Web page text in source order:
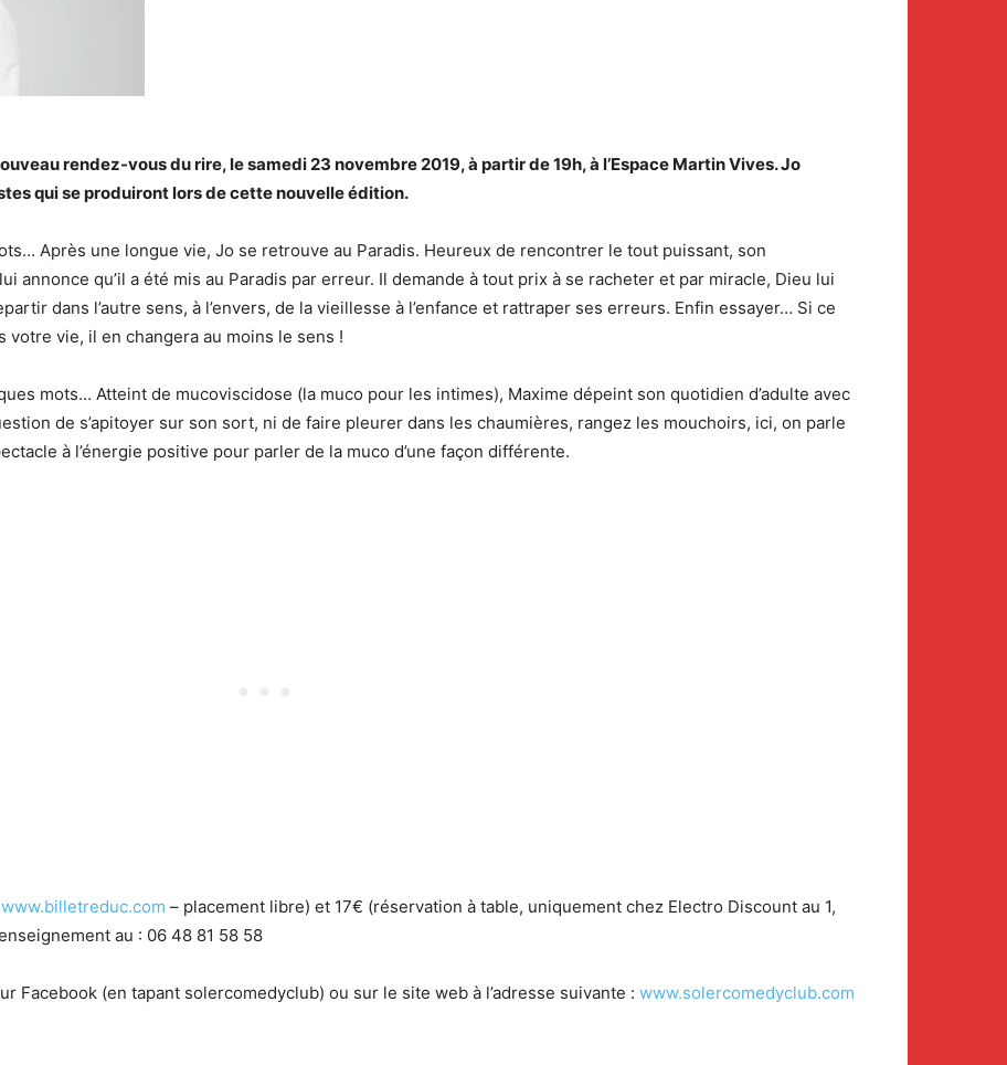
rendez-vous du rire, le samedi 23 novembre 2019, à partir de 19h, à l’Espace Martin Vives. Jo
qui se produiront lors de cette nouvelle édition.
Après une longue vie, Jo se retrouve au Paradis. Heureux de rencontrer le tout puissant, son
annonce qu’il a été mis au Paradis par erreur. Il demande à tout prix à se racheter et par miracle, Dieu lui
dans l’autre sens, à l’envers, de la vieillesse à l’enfance et rattraper ses erreurs. Enfin essayer… Si ce
vie, il en changera au moins le sens !
mots… Atteint de mucoviscidose (la muco pour les intimes), Maxime dépeint son quotidien d’adulte avec
de s’apitoyer sur son sort, ni de faire pleurer dans les chaumières, rangez les mouchoirs, ici, on parle
à l’énergie positive pour parler de la muco d’une façon différente.
www.billetreduc.com – placement libre) et 17€ (réservation à table, uniquement chez Electro Discount au 1,
au : 06 48 81 58 58
Facebook (en tapant solercomedyclub) ou sur le site web à l’adresse suivante : www.solercomedyclub.com